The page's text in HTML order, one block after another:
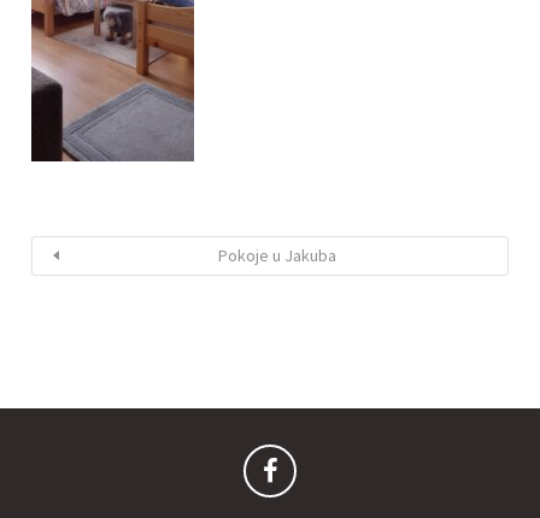
Pokoje u Jakuba